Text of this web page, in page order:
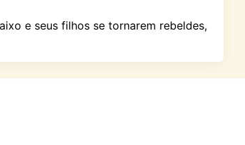
e seus filhos se tornarem rebeldes,